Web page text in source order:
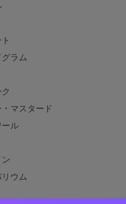
ラム
マスタード
ール
ウム